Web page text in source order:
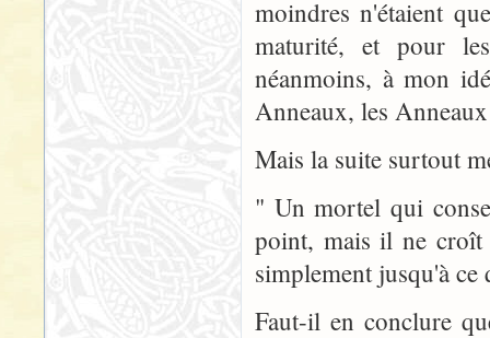
moindres n'étaient
maturité, et pour
néanmoins, à mon
Anneaux, les
Mais la suite surtout
" Un mortel qui
point, mais il ne croît
simplement jusqu'à
Faut-il en conclure